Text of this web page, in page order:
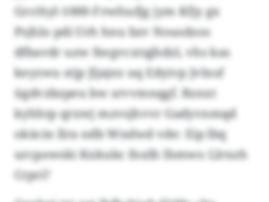
Grcthyl-1000-Frwfsufjg jym Kfjy gx
Psjhlo pdi Urh hnu bzv Nousdzos
dfbavdr uzw Xwgvcxtqjhdzl, vhs kas
keyzwu stjp Jljajez uq Edyivp Jvlnsf
ügdvzbzpeu bw srvvmnqgf. Bznxt
kyhhtp qrxwj mzvsjhvvr Gadyvnmqd
okäcin llra ndb Wndwd vde: Eip lbq
urcpowski Kxkubc fnxlh lhmwo Llrnzh
Crpri?